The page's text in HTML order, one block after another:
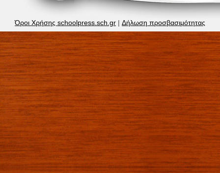
Όροι Χρήσης schoolpress.sch.gr | Δήλωση προσβασιμότητας